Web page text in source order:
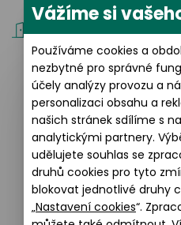
Otevírací doba
pondělí
úterý
středa
čtvrtek
pátek
sobota
Vážíme si
Používáme cookies a
nezbytné pro správné
účely analýzy provozu a
personalizaci obsahu a
našich stránek sdílíme s
analytickými partnery.
udělujete souhlas se
druhů cookies pro tyto
blokovat jednotlivé druhy
„Nastavení cookies“.